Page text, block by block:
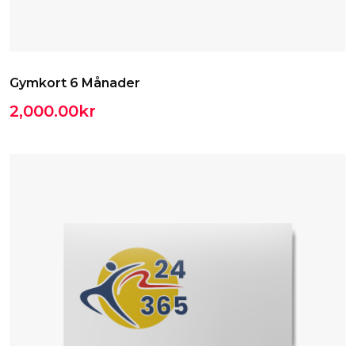
Gymkort 6 Månader
2,000.00kr